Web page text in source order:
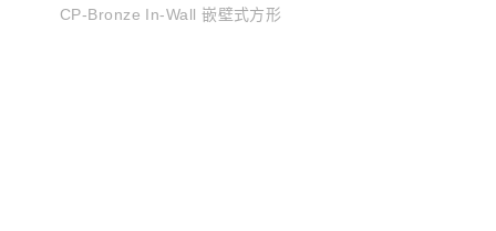
CP-Bronze In-Wall 嵌壁式方形